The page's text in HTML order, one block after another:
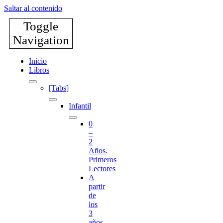
Saltar al contenido
Toggle
Navigation
Inicio
Libros
[Tabs]
Infantil
0
–
2
Años.
Primeros
Lectores
A
partir
de
los
3